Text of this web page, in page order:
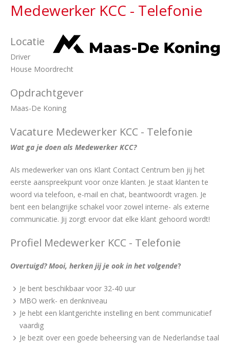
Medewerker KCC - Telefonie
Locatie
Driver
House Moordrecht
Opdrachtgever
Maas-De Koning
Vacature Medewerker KCC - Telefonie
Wat ga je doen als Medewerker KCC?
Als medewerker van ons Klant Contact Centrum ben jij het
eerste aanspreekpunt voor onze klanten. Je staat klanten te
woord via telefoon, e-mail en chat, beantwoordt vragen. Je
bent een belangrijke schakel voor zowel interne- als externe
communicatie. Jij zorgt ervoor dat elke klant gehoord wordt!
Profiel Medewerker KCC - Telefonie
Overtuigd? Mooi, herken jij je ook in het volgende?
Je bent beschikbaar voor 32-40 uur
MBO werk- en denkniveau
Je hebt een klantgerichte instelling en bent communicatief
vaardig
Je bezit over een goede beheersing van de Nederlandse taal